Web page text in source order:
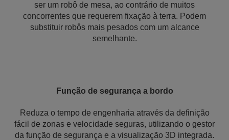
ser um robô de mesa, ao contrário de muitos
concorrentes que requerem fixação à terra. Podem
substituir robôs mais pesados com um alcance
semelhante.
Função de segurança a bordo
Reduza o tempo de engenharia através da definição
fácil de zonas e velocidade seguras, utilizando o gestor
da função de segurança e a visualização 3D integrada.